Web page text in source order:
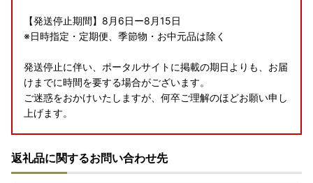
【発送停止期間】8月6日ー8月15日
※日時指定・定期便、季節物・お中元品は除く
発送停止に伴い、ポータルサイトに掲載の期日よりも、お届
けまでに時間を要する場合がございます。
ご迷惑をおかけいたしますが、何卒ご理解のほどお願い申し
上げます。
【ワンストップ特例申請オンラインサービス利用開始のご案
内】
返礼品に関するお問い合わせ先